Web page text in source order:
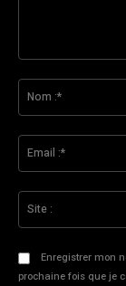
Enregistrer mon
prochaine fois que je